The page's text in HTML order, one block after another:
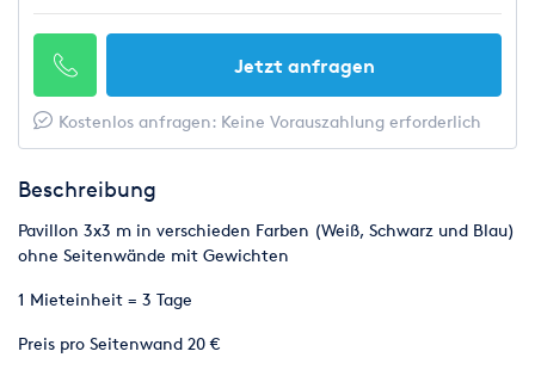
Jetzt anfragen
Kostenlos anfragen: Keine Vorauszahlung erforderlich
Beschreibung
Pavillon 3x3 m in verschieden Farben (Weiß, Schwarz und Blau)
ohne Seitenwände mit Gewichten
1 Mieteinheit = 3 Tage
Preis pro Seitenwand 20 €